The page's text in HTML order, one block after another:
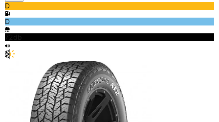
D
D
72db